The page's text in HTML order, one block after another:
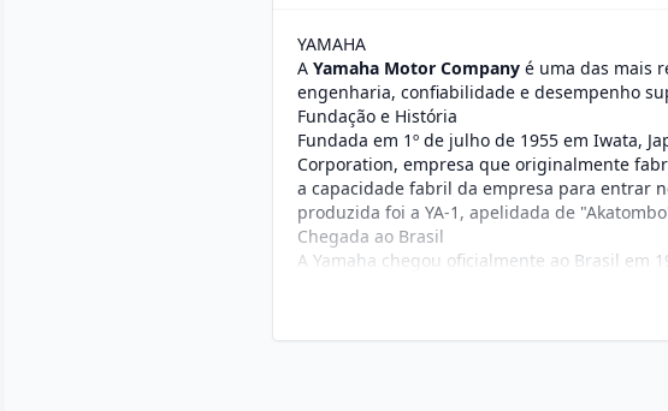
YAMAHA
A Yamaha Motor Company é uma das mais
engenharia, confiabilidade e desempenho
Fundação e História
Fundada em 1º de julho de 1955 em Iwata,
Corporation, empresa que originalmente
a capacidade fabril da empresa para entrar
produzida foi a YA-1, apelidada de
Chegada ao Brasil
A Yamaha chegou oficialmente ao Brasil em
uma nova e maior fábrica em Manaus, no